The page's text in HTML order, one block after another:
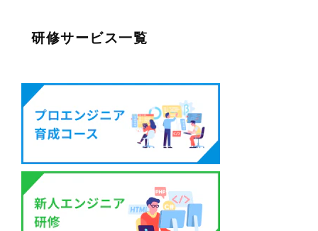
研修サービス一覧